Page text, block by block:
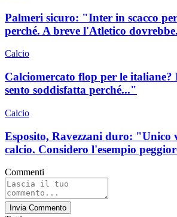
Palmeri sicuro: "Inter in scacco
perché. A breve l'Atletico
Calcio
Calciomercato flop per le
sento soddisfatta perché..."
Calcio
Esposito, Ravezzani duro: "Unico
calcio. Considero l'esempio
Commenti
Invia Commento